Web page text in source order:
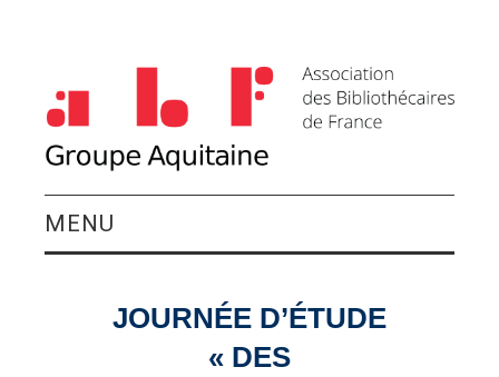
MENU
ACTIVITÉS DU
JOURNÉE D’ÉTUDE
« DES